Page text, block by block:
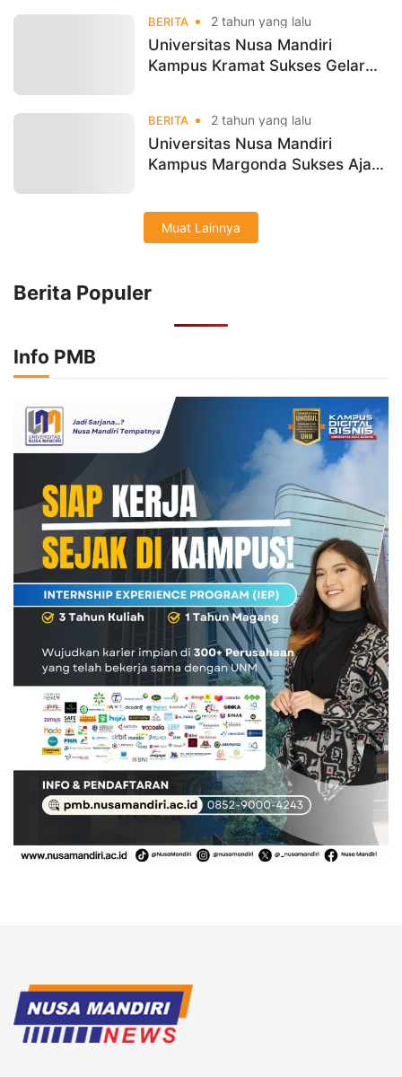
Guru
BERITA 2 tahun yang lalu
Universitas Nusa Mandiri
Kampus Kramat Sukses Gelar
BERITA 2 tahun yang lalu
Universitas Nusa Mandiri
Kampus Margonda Sukses Ajak
Muat Lainnya
Berita Populer
Info PMB